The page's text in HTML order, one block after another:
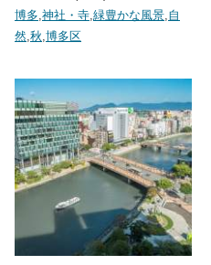
博多,神社・寺,緑豊かな風景,自
然,秋,博多区